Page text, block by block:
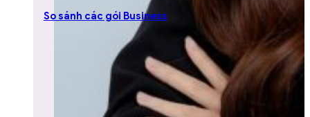
So sánh các gói Business